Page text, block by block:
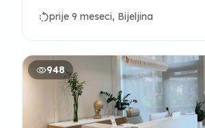
rotate_leftprije 9 meseci, Bijeljina
948